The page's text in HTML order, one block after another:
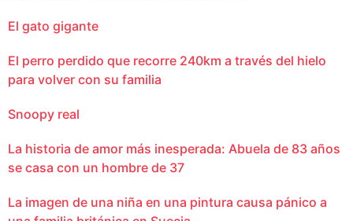
El gato gigante
El perro perdido que recorre 240km a través del hielo
para volver con su familia
Snoopy real
La historia de amor más inesperada: Abuela de 83 años
se casa con un hombre de 37
La imagen de una niña en una pintura causa pánico a